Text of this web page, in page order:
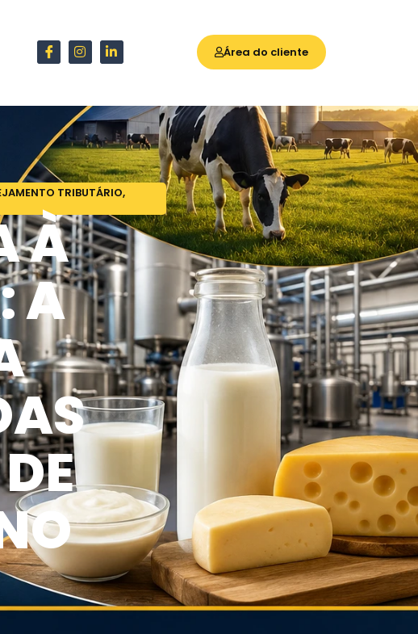
Área do cliente
TRIBUTÁRIO,
À
A